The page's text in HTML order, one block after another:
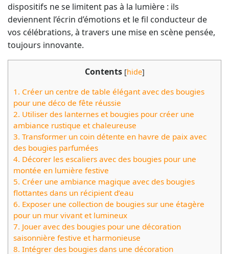
dispositifs ne se limitent pas à la lumière : ils
deviennent l’écrin d’émotions et le fil conducteur de
vos célébrations, à travers une mise en scène pensée,
toujours innovante.
Contents [hide]
1. Créer un centre de table élégant avec des bougies
pour une déco de fête réussie
2. Utiliser des lanternes et bougies pour créer une
ambiance rustique et chaleureuse
3. Transformer un coin détente en havre de paix avec
des bougies parfumées
4. Décorer les escaliers avec des bougies pour une
montée en lumière festive
5. Créer une ambiance magique avec des bougies
flottantes dans un récipient d’eau
6. Exposer une collection de bougies sur une étagère
pour un mur vivant et lumineux
7. Jouer avec des bougies pour une décoration
saisonnière festive et harmonieuse
8. Intégrer des bougies dans une décoration